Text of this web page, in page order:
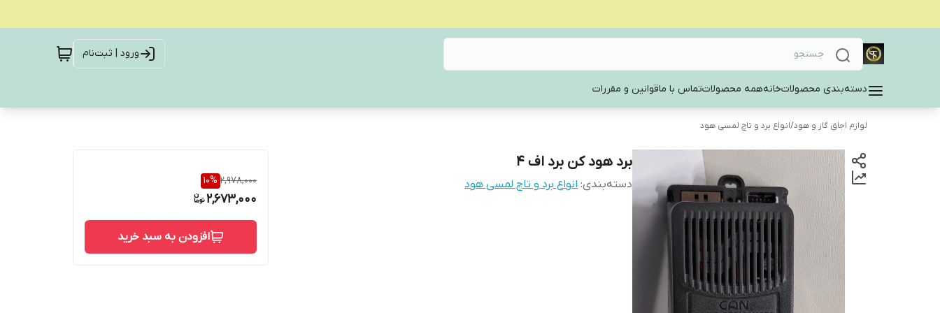
ورود | ثبت‌نام
دسته‌بندی محصولاتخانههمه محصولاتتماس با ماقوانین و مقررات
لوازم اجاق گاز و هود/انواع برد و تاچ لمسی هود
برد هود کن برد اف ۴
دسته‌بندی: انواع برد و تاچ لمسی هود 2,978,000
10%
2,673,000
افزودن به سبد خرید